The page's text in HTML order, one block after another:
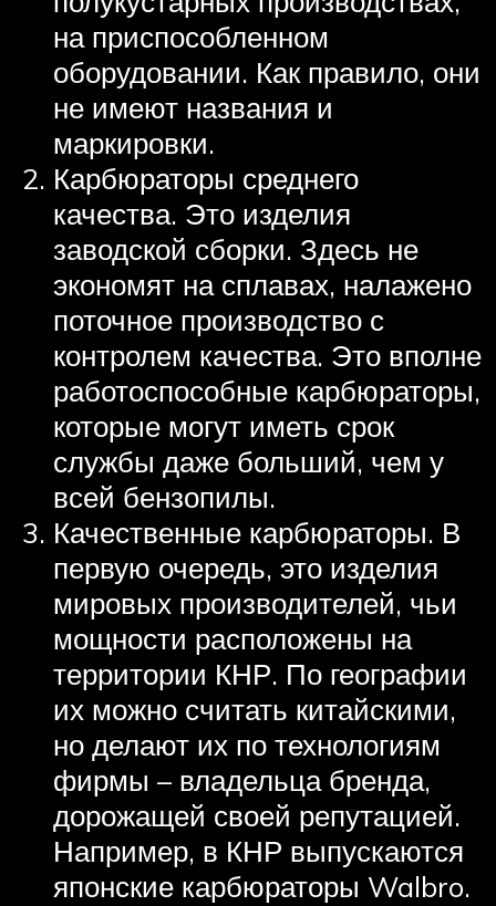
на приспособленном
оборудовании. Как правило, они
не имеют названия и
маркировки.
Карбюраторы среднего
качества. Это изделия
заводской сборки. Здесь не
экономят на сплавах, налажено
поточное производство с
контролем качества. Это вполне
работоспособные карбюраторы,
которые могут иметь срок
службы даже больший, чем у
всей бензопилы.
Качественные карбюраторы. В
первую очередь, это изделия
мировых производителей, чьи
мощности расположены на
территории КНР. По географии
их можно считать китайскими,
но делают их по технологиям
фирмы – владельца бренда,
дорожащей своей репутацией.
Например, в КНР выпускаются
японские карбюраторы Walbro.